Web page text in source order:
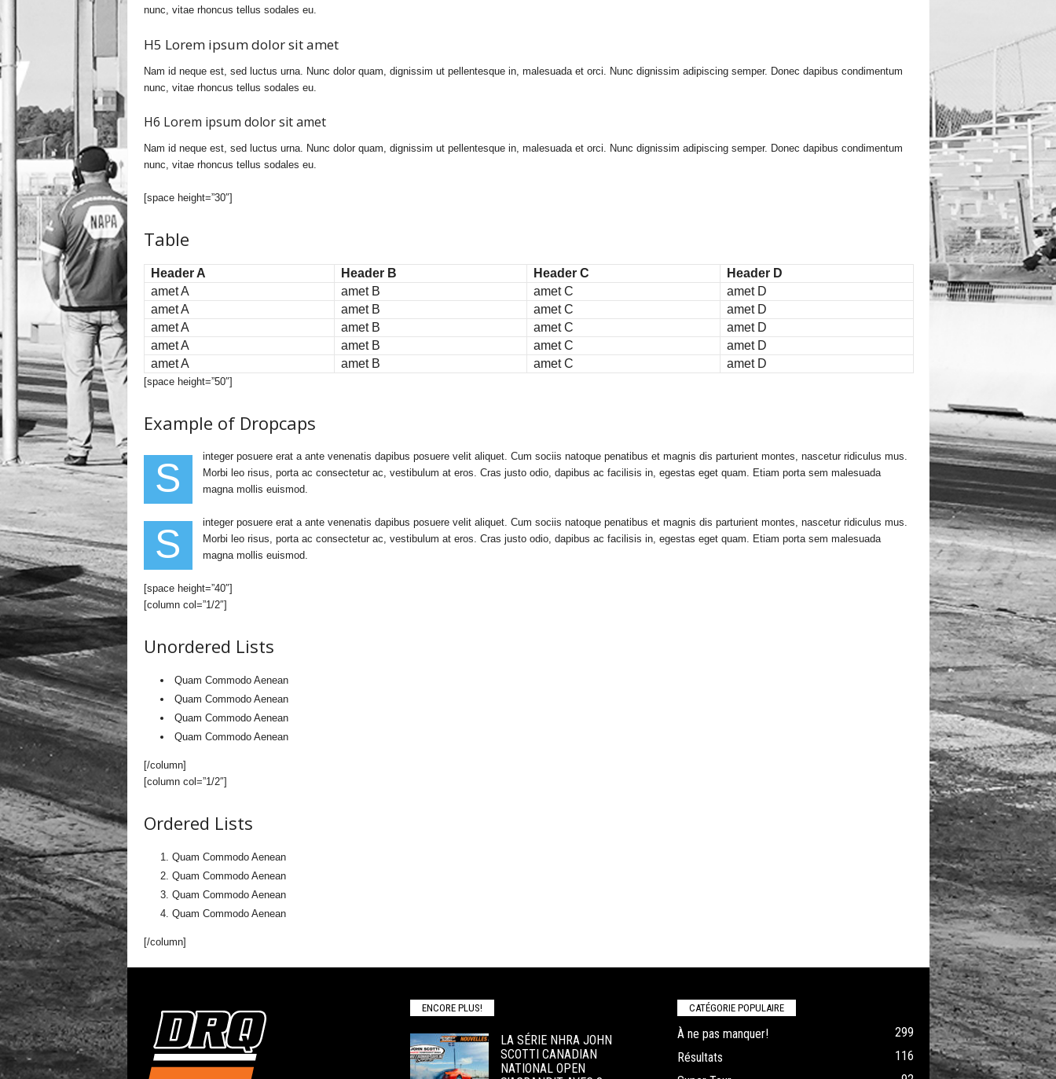
nunc, vitae rhoncus tellus sodales eu.
H5 Lorem ipsum dolor sit amet
Nam id neque est, sed luctus urna. Nunc dolor quam, dignissim ut pellentesque in, malesuada et orci. Nunc dignissim adipiscing semper. Donec dapibus condimentum
nunc, vitae rhoncus tellus sodales eu.
H6 Lorem ipsum dolor sit amet
Nam id neque est, sed luctus urna. Nunc dolor quam, dignissim ut pellentesque in, malesuada et orci. Nunc dignissim adipiscing semper. Donec dapibus condimentum
nunc, vitae rhoncus tellus sodales eu.
[space height=”30″]
Table
Header A Header B Header C
Header D
amet A
amet B amet C
amet D
amet A
amet B amet C
amet D
amet A
amet B amet C
amet D
amet A
amet B amet C
amet D
amet A
amet B amet C amet D
[space height=”50″]
Example of Dropcaps
S
integer posuere erat a ante venenatis dapibus posuere velit aliquet. Cum sociis natoque penatibus et magnis dis parturient montes, nascetur ridiculus mus.
Morbi leo risus, porta ac consectetur ac, vestibulum at eros. Cras justo odio, dapibus ac facilisis in, egestas eget quam. Etiam porta sem malesuada
magna mollis euismod.
S
integer posuere erat a ante venenatis dapibus posuere velit aliquet. Cum sociis natoque penatibus et magnis dis parturient montes, nascetur ridiculus mus.
Morbi leo risus, porta ac consectetur ac, vestibulum at eros. Cras justo odio, dapibus ac facilisis in, egestas eget quam. Etiam porta sem malesuada
magna mollis euismod.
[space height=”40″]
[column col=”1/2″]
Unordered Lists
Quam Commodo Aenean
Quam Commodo Aenean
Quam Commodo Aenean
Quam Commodo Aenean
[/column]
[column col=”1/2″]
Ordered Lists
Quam Commodo Aenean
Quam Commodo Aenean
Quam Commodo Aenean
Quam Commodo Aenean
[/column]
ENCORE PLUS!
LA SÉRIE NHRA JOHN
SCOTTI CANADIAN
NATIONAL OPEN
CATÉGORIE POPULAIRE
À ne pas manquer!
299
Résultats
116